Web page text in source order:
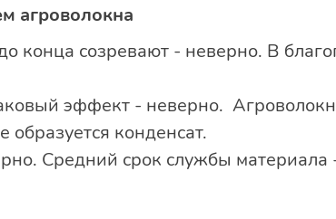
агроволокна
конца созревают - неверно. В
эффект - неверно.
образуется конденсат.
Средний срок службы материала